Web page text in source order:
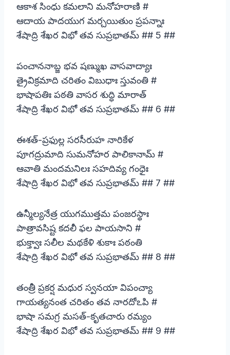
ఆకాశ సింధు కమలాని మనోహరాణి #
ఆదాయ పాదయుగ మర్చయితుం ప్రపన్నాః
శేషాద్రి శేఖర విభో తవ సుప్రభాతమ్ ## 5 ##
పంచాననాబ్జ భవ షణ్ముఖ వాసవాద్యాః
త్రైవిక్రమాది చరితం విబుధాః స్తువంతి #
భాషాపతిః పఠతి వాసర శుద్ధి మారాత్
శేషాద్రి శేఖర విభో తవ సుప్రభాతమ్ ## 6 ##
ఈశత్-ప్రఫుల్ల సరసీరుహ నారికేళ
పూగద్రుమాది సుమనోహర పాలికానామ్ #
ఆవాతి మందమనిలః సహదివ్య గంధైః
శేషాద్రి శేఖర విభో తవ సుప్రభాతమ్ ## 7 ##
ఉన్మీల్యనేత్ర యుగముత్తమ పంజరస్థాః
పాత్రావసిష్ట కదలీ ఫల పాయసాని #
భుక్త్వాః సలీల మథకేళి శుకాః పఠంతి
శేషాద్రి శేఖర విభో తవ సుప్రభాతమ్ ## 8 ##
తంత్రీ ప్రకర్ష మధుర స్వనయా విపంచ్యా
గాయత్యనంత చరితం తవ నారదోఽపి #
భాషా సమగ్ర మసత్-కృతచారు రమ్యం
శేషాద్రి శేఖర విభో తవ సుప్రభాతమ్ ## 9 ##